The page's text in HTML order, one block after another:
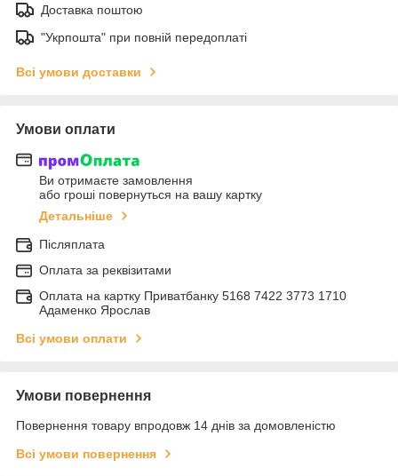
Доставка поштою
"Укрпошта" при повній передоплаті
Всі умови доставки
Умови оплати
Ви отримаєте замовлення
або гроші повернуться на вашу картку
Детальніше
Післяплата
Оплата за реквізитами
Оплата на картку Приватбанку 5168 7422 3773 1710
Адаменко Ярослав
Всі умови оплати
Умови повернення
Повернення товару впродовж 14 днів за домовленістю
Всі умови повернення